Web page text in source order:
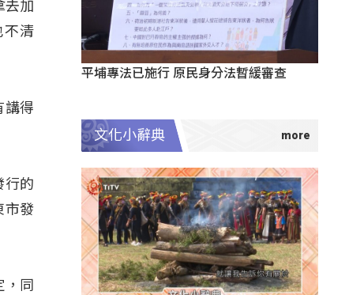
去加
不清
講得
行的
市發
，同
平埔專法已施行 原民身分法暫緩審查
文化小辭典